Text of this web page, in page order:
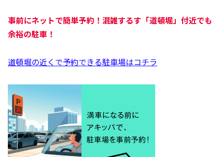
事前にネットで簡単予約！混雑するす「道頓堀」付近でも
余裕の駐車！
道頓堀の近くで予約できる駐車場はコチラ